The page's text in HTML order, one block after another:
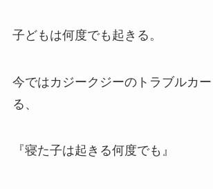
子どもは何度でも起きる。
今ではカジークジーのトラブルカ
る、
『寝た子は起きる何度でも』